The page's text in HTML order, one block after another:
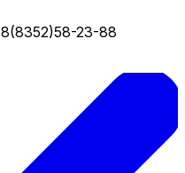
8(8352)58-23-88